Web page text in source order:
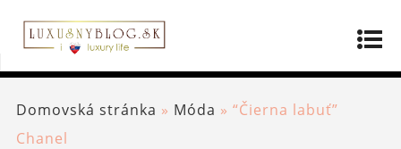
Domovská stránka » Móda » “Čierna labuť”
Chanel